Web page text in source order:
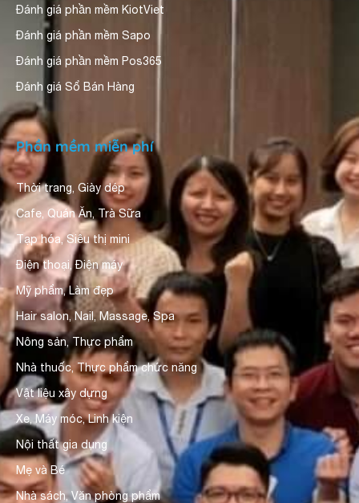
Đánh giá phần mềm KiotViet
Đánh giá phần mềm Sapo
Đánh giá phần mềm Pos365
Đánh giá Sổ Bán Hàng
Phần mềm miễn phí
Thời trang, Giày dép
Cafe, Quán Ăn, Trà Sữa
Tạp hóa, Siêu thị mini
Điện thoại, Điện máy
Mỹ phẩm, Làm đẹp
Hair salon, Nail, Massage, Spa
Nông sản, Thực phẩm
Nhà thuốc, Thực phẩm chức năng
Vật liệu xây dựng
Xe, Máy móc, Linh kiện
Nội thất gia dụng
Mẹ và Bé
Nhà sách, Văn phòng phẩm